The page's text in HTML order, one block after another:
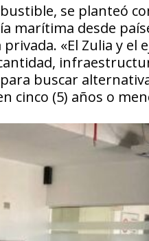
se planteó
marítima desde
«El Zulia y el
buscar
cinco (5) años o